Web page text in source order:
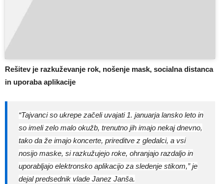
Rešitev je razkuževanje rok, nošenje mask, socialna distanca
in uporaba aplikacije
“Tajvanci so ukrepe začeli uvajati 1. januarja lansko leto in
so imeli zelo malo okužb, trenutno jih imajo nekaj dnevno,
tako da že imajo koncerte, prireditve z gledalci, a vsi
nosijo maske, si razkužujejo roke, ohranjajo razdaljo in
uporabljajo elektronsko aplikacijo za sledenje stikom,” je
dejal predsednik vlade Janez Janša.